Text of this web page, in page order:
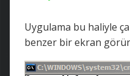
Uygulama bu haliyle
benzer bir ekran